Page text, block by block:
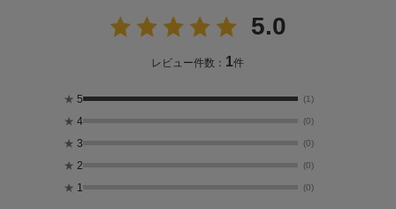
5.0
レビュー件数： 1件
★ 5 (1)
★ 4 (0)
★ 3 (0)
★ 2 (0)
★ 1 (0)